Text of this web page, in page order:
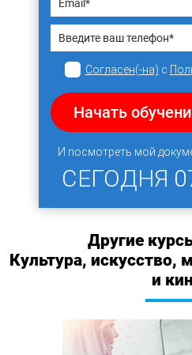
Согласен(-на) с
Начать
И посмотреть мой
СЕГОДНЯ
Другие
Культура, искусство,
и